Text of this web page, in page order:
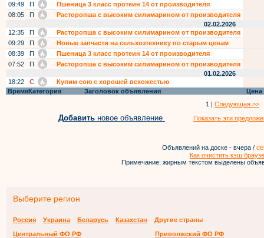
09:49
П
Пшеница 3 класс протеин 14 от производителя
08:05
П
Расторопша с высоким силимарином от производителя
02.02.2026
12:35
П
Расторопша с высоким силимарином от производителя
09:29
П
Новые запчасти на сельхозтехнику по старым ценам
08:39
П
Пшеница 3 класс протеин 14 от производителя
07:52
П
Расторопша с высоким силимарином от производителя
01.02.2026
18:22
С
Купим сою с хорошей всхожестью
ВремяКатегория Заголовок объявления
Цена
1 | Следующая >>
Добавить новое объявление Показать эти
Объявлений на доске - вчера /
Как очистить кэш
Примечание: жирным текстом выделены
Выберите регион
Россия Украина Беларусь Казахстан
Другие страны
Центральный ФО РФ
Приволжский ФО РФ